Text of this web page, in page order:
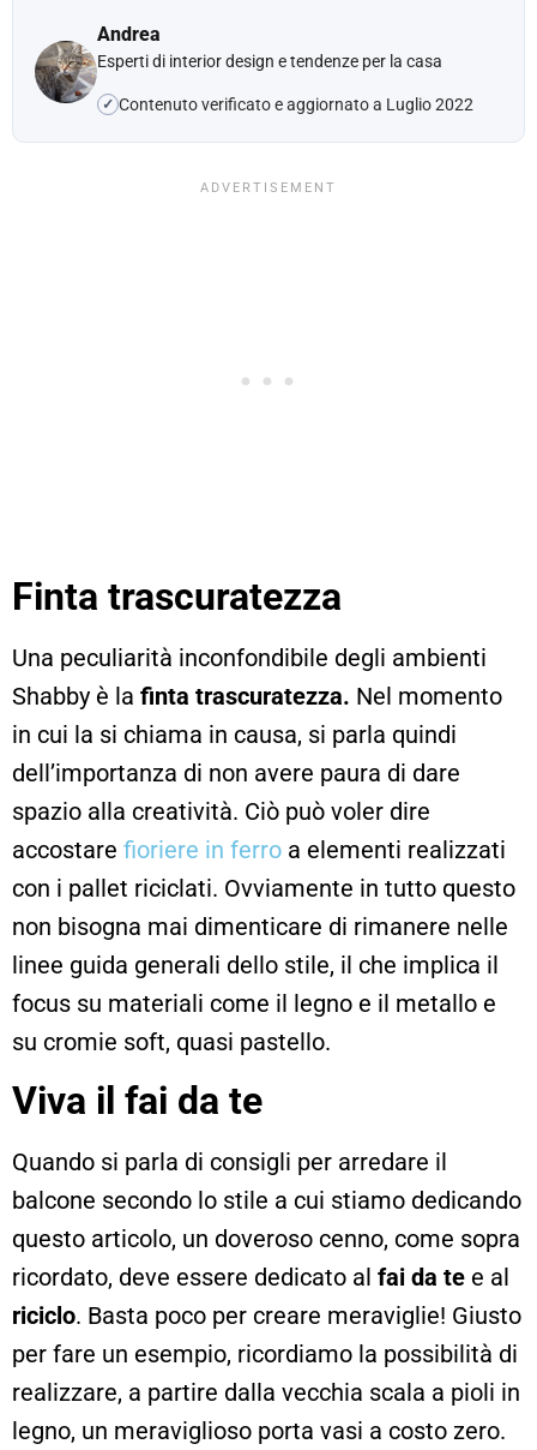
Andrea
Esperti di interior design e tendenze per la casa
✓ Contenuto verificato e aggiornato a Luglio 2022
Finta trascuratezza
Una peculiarità inconfondibile degli ambienti
Shabby è la finta trascuratezza. Nel momento
in cui la si chiama in causa, si parla quindi
dell’importanza di non avere paura di dare
spazio alla creatività. Ciò può voler dire
accostare fioriere in ferro a elementi realizzati
con i pallet riciclati. Ovviamente in tutto questo
non bisogna mai dimenticare di rimanere nelle
linee guida generali dello stile, il che implica il
focus su materiali come il legno e il metallo e
su cromie soft, quasi pastello.
Viva il fai da te
Quando si parla di consigli per arredare il
balcone secondo lo stile a cui stiamo dedicando
questo articolo, un doveroso cenno, come sopra
ricordato, deve essere dedicato al fai da te e al
riciclo. Basta poco per creare meraviglie! Giusto
per fare un esempio, ricordiamo la possibilità di
realizzare, a partire dalla vecchia scala a pioli in
legno, un meraviglioso porta vasi a costo zero.